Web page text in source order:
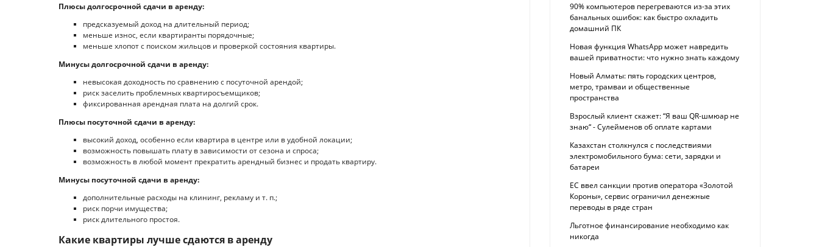
Плюсы долгосрочной сдачи в аренду:
предсказуемый доход на длительный период;
меньше износ, если квартиранты порядочные;
меньше хлопот с поиском жильцов и проверкой состояния квартиры.
Минусы долгосрочной сдачи в аренду:
невысокая доходность по сравнению с посуточной арендой;
риск заселить проблемных квартиросъемщиков;
фиксированная арендная плата на долгий срок.
Плюсы посуточной сдачи в аренду:
высокий доход, особенно если квартира в центре или в удобной локации;
возможность повышать плату в зависимости от сезона и спроса;
возможность в любой момент прекратить арендный бизнес и продать квартиру.
Минусы посуточной сдачи в аренду:
дополнительные расходы на клининг, рекламу и т. п.;
риск порчи имущества;
риск длительного простоя.
Какие квартиры лучше сдаются в аренду
90% компьютеров перегреваются из-за этих
банальных ошибок: как быстро охладить
домашний ПК
Новая функция WhatsApp может навредить
вашей приватности: что нужно знать каждому
Новый Алматы: пять городских центров,
метро, трамваи и общественные
пространства
Взрослый клиент скажет: “Я ваш QR-шмюар не
знаю“ - Сулейменов об оплате картами
Казахстан столкнулся с последствиями
электромобильного бума: сети, зарядки и
батареи
ЕС ввел санкции против оператора «Золотой
Короны», сервис ограничил денежные
переводы в ряде стран
Льготное финансирование необходимо как
никогда